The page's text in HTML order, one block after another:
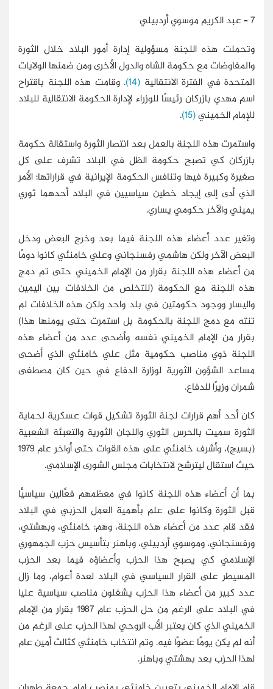
7 – عبد الكريم موسوي أردبيلي
وتحملت هذه اللجنة مسؤولية إدارة أمور البلاد خلال الثورة
والمفاوضات مع حكومة الشاه والدول الأخرى ومن ضمنها الولايات
المتحدة في الفترة الانتقالية (14)
. وقامت هذه اللجنة باقتراح
اسم مهدي بازركان رئيسًا للوزراء لإدارة الحكومة الانتقالية للبلاد
للإمام الخميني(15)
.
واستمرت هذه اللجنة بالعمل بعد انتصار الثورة واستقالة حكومة
بازركان كي تصبح حكومة الظل في البلاد تشرف على كل
صغيرة وكبيرة فيها وتنافس الحكومة الإيرانية في قراراتها؛ الأمر
الذي أدى إلى إيجاد خطين سياسيين في البلاد أحدهما ثوري
يميني والآخر حكومي يساري.
وتغير عدد أعضاء هذه اللجنة فيما بعد وخرج البعض ودخل
البعض الآخر ولكن هاشمي رفسنجاني وعلي خامنئي كانوا دومًا
من أعضاء هذه اللجنة بقرار من الإمام الخميني حتى تم دمج
هذه اللجنة مع الحكومة (للتخلص من الخلافات بين اليمين
واليسار ووجود حكومتين في بلد واحد ولكن هذه الخلافات لم
تنته مع دمج اللجنة بالحكومة بل استمرت حتى يومنها هذا)
بقرار من الإمام الخميني نفسه وأضحى عدد من أعضاء هذه
اللجنة ذوي مناصب حكومية مثل علي خامنئي الذي أضحى
مساعد الشؤون الثورية لوزارة الدفاع في حين كان مصطفى
شمران وزيرًا للدفاع.
كان أحد أهم قرارات لجنة الثورة تشكيل قوات عسكرية لحماية
الثورة سميت بالحرس الثوري واللجان الثورية والتعبئة الشعبية
(بسيج)، وأشرف خامنئي على هذه القوات حتى أواخر عام 1979
حيث استقال ليترشح لانتخابات مجلس الشورى الإسلامي.
بما أن أعضاء هذه اللجنة كانوا في معظمهم فعَّالين سياسيًّا
قبل الثورة وكانوا على علم بأهمية العمل الحزبي في البلاد
فقد قام عدد من أعضاء هذه اللجنة، وهم: خامنئي، وبهشتي،
ورفسنجاني، وموسوي أردبيلي، وباهنر بتأسيس حزب الجمهوري
الإسلامي كي يصبح هذا الحزب وأعضاؤه فيما بعد الحزب
المسيطر على القرار السياسي في البلاد لعدة أعوام، وما زال
عدد كبير من أعضاء هذا الحزب يشغلون مناصب سياسية عليا
في البلاد على الرغم من حل الحزب عام 1987 بقرار من الإمام
الخميني الذي كان يعتبر الأب الروحي لهذا الحزب على الرغم من
أنه لم يكن يومًا عضوًا فيه. وتم انتخاب خامنئي كثالث أمين عام
لهذا الحزب بعد بهشتي وباهنر.